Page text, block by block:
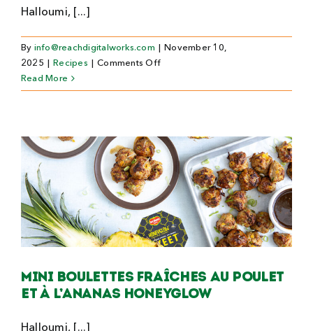
Halloumi, [...]
By info@reachdigitalworks.com
November 10,
2025
Recipes Comments Offon
de
l’ananas
et
au
chipotle
Read More
Mini boulettes fraîches au poulet
et à l’ananas HoneyGlow
Halloumi, [...]